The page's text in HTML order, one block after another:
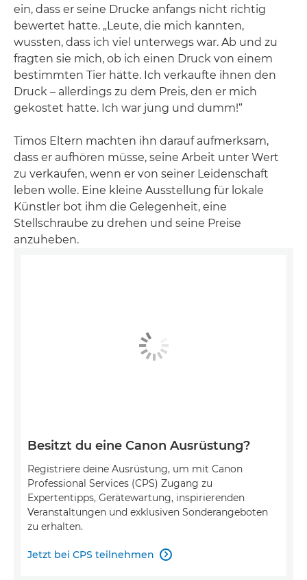
ein, dass er seine Drucke anfangs nicht richtig
bewertet hatte. „Leute, die mich kannten,
wussten, dass ich viel unterwegs war. Ab und zu
fragten sie mich, ob ich einen Druck von einem
bestimmten Tier hätte. Ich verkaufte ihnen den
Druck – allerdings zu dem Preis, den er mich
gekostet hatte. Ich war jung und dumm!“
Timos Eltern machten ihn darauf aufmerksam,
dass er aufhören müsse, seine Arbeit unter Wert
zu verkaufen, wenn er von seiner Leidenschaft
leben wolle. Eine kleine Ausstellung für lokale
Künstler bot ihm die Gelegenheit, eine
Stellschraube zu drehen und seine Preise
anzuheben.
Besitzt du eine Canon Ausrüstung?
Registriere deine Ausrüstung, um mit Canon
Professional Services (CPS) Zugang zu
Expertentipps, Gerätewartung, inspirierenden
Veranstaltungen und exklusiven Sonderangeboten
zu erhalten.
Jetzt bei CPS teilnehmen 